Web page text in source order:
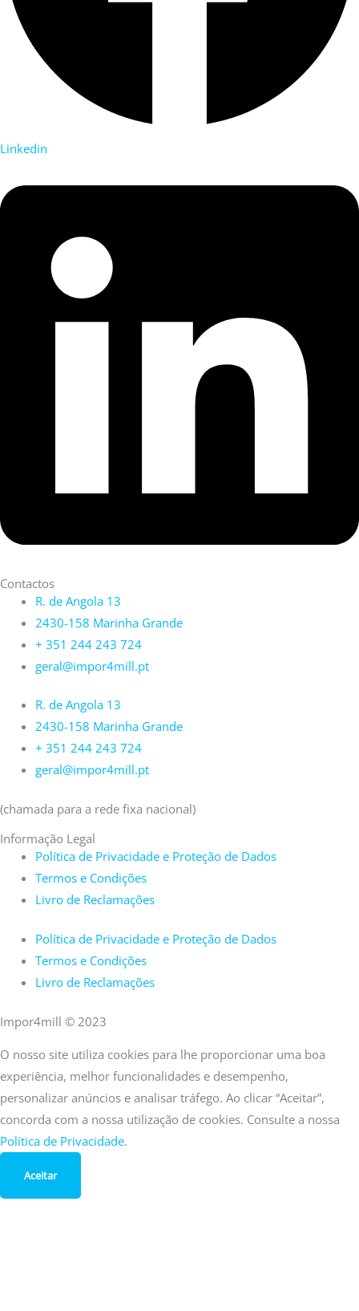
Linkedin
Contactos
R. de Angola 13
2430-158 Marinha Grande
+ 351 244 243 724
geral@impor4mill.pt
R. de Angola 13
2430-158 Marinha Grande
+ 351 244 243 724
geral@impor4mill.pt
(chamada para a rede fixa nacional)
Informação Legal
Política de Privacidade e Proteção de Dados
Termos e Condições
Livro de Reclamações
Política de Privacidade e Proteção de Dados
Termos e Condições
Livro de Reclamações
Impor4mill © 2023
O nosso site utiliza cookies para lhe proporcionar uma boa
experiência, melhor funcionalidades e desempenho,
personalizar anúncios e analisar tráfego. Ao clicar “Aceitar”,
concorda com a nossa utilização de cookies. Consulte a nossa
Política de Privacidade.
Aceitar